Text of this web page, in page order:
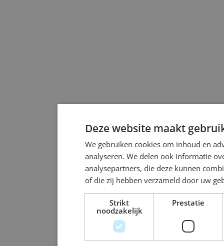
Deze website maakt
We gebruiken cookies om inhoud en
analyseren. We delen ook informatie
analysepartners, die deze kunnen
of die zij hebben verzameld door uw
Strikt
noodzakelijk
Prestatie